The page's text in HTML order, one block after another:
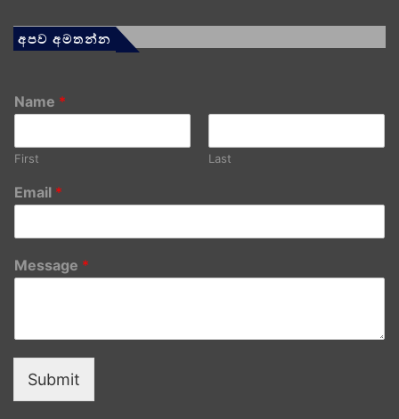
අපව අමතන්න
Name *
First Last
Email *
Message *
Submit